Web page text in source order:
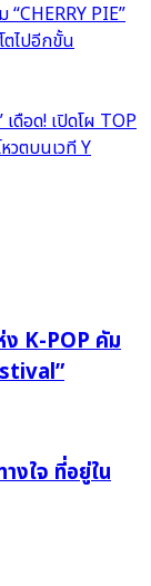
PIE”
ตไปอีกขั้น
ดือด! เปิดโผ TOP
วตบนเวที Y
ง K-POP คัม
งใจ ที่อยู่ใน